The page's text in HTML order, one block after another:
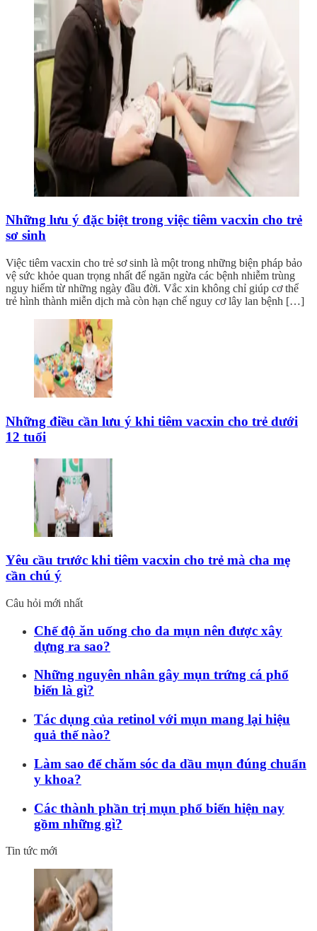
Những lưu ý đặc biệt trong việc tiêm vacxin cho trẻ
sơ sinh
Việc tiêm vacxin cho trẻ sơ sinh là một trong những biện pháp bảo
vệ sức khỏe quan trọng nhất để ngăn ngừa các bệnh nhiễm trùng
nguy hiểm từ những ngày đầu đời. Vắc xin không chỉ giúp cơ thể
trẻ hình thành miễn dịch mà còn hạn chế nguy cơ lây lan bệnh […]
Những điều cần lưu ý khi tiêm vacxin cho trẻ dưới
12 tuổi
Yêu cầu trước khi tiêm vacxin cho trẻ mà cha mẹ
cần chú ý
Câu hỏi mới nhất
Chế độ ăn uống cho da mụn nên được xây
dựng ra sao?
Những nguyên nhân gây mụn trứng cá phổ
biến là gì?
Tác dụng của retinol với mụn mang lại hiệu
quả thế nào?
Làm sao để chăm sóc da dầu mụn đúng chuẩn
y khoa?
Các thành phần trị mụn phổ biến hiện nay
gồm những gì?
Tin tức mới